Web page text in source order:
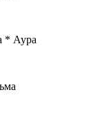
* Аура